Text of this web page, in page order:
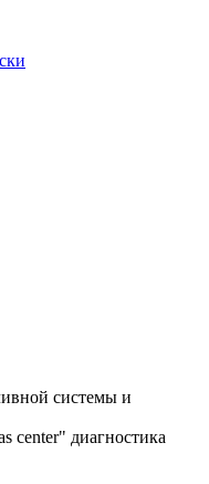
системы и
center" диагностика